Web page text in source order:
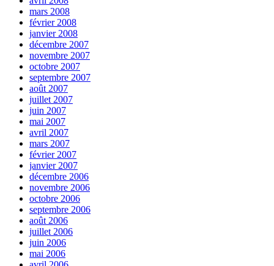
mars 2008
février 2008
janvier 2008
décembre 2007
novembre 2007
octobre 2007
septembre 2007
août 2007
juillet 2007
juin 2007
mai 2007
avril 2007
mars 2007
février 2007
janvier 2007
décembre 2006
novembre 2006
octobre 2006
septembre 2006
août 2006
juillet 2006
juin 2006
mai 2006